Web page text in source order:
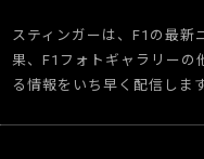
スティンガーは、F1の最新
果、F1フォトギャラリーの
る情報をいち早く配信します